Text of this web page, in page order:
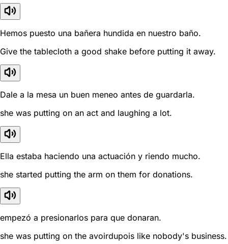
Hemos puesto una bañera hundida en nuestro baño.
Give the tablecloth a good shake before putting it away.
Dale a la mesa un buen meneo antes de guardarla.
she was putting on an act and laughing a lot.
Ella estaba haciendo una actuación y riendo mucho.
she started putting the arm on them for donations.
empezó a presionarlos para que donaran.
she was putting on the avoirdupois like nobody's business.